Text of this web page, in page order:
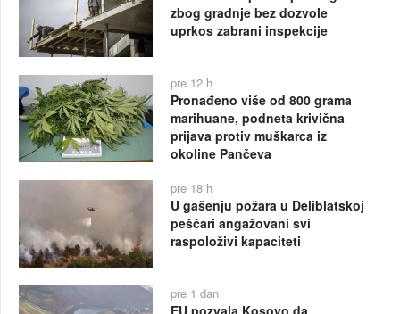
zbog gradnje bez dozvole
uprkos zabrani inspekcije
pre 12 h
Pronađeno više od 800 grama
marihuane, podneta krivična
prijava protiv muškarca iz
okoline Pančeva
pre 18 h
U gašenju požara u Deliblatskoj
peščari angažovani svi
raspoloživi kapaciteti
pre 1 dan
EU pozvala Kosovo da